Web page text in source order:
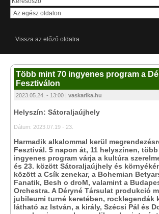
Vissza az előző oldalra
Több mint 70 ingyenes program a
Fesztiválon
2023.05.24. - 13:00 | vaskarika.hu
Helyszín: Sátoraljaújhely
Dátum: 2023.07.19 - 23.
Harmadik alkalommal kerül
Fesztivál. 5 napon át, 11 helyszínen,
ingyenes program várja a kultúra
és 23. között Sátoraljaújhely és
között a Csík zenekar, a Bohemian
Fanatik, Besh o droM, valamint a
Orchestra. A Déryné Társulat produkció
jubileumi turné keretében, rocklegendák
látható az István, a király, Szécsi Pál és